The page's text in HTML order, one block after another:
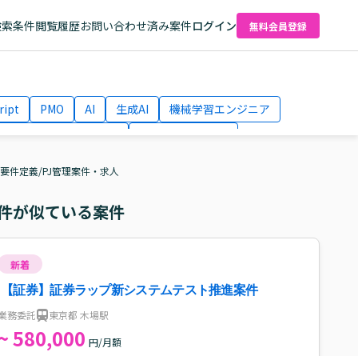
条件閲覧履歴お問い合わせ済み案件ログイン 無料会員登録
PMO AI 生成AI
機械学習エンジニア
要件定義/PJ管理案件・求人
が似ている案件
新着
【証券】証券ラップ新システムテスト推進案件
務委託 東京都 木場駅
580,000 円/月額